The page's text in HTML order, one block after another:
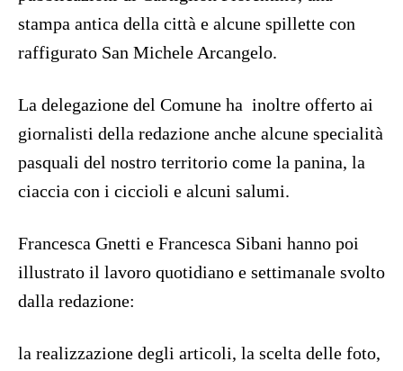
stampa antica della città e alcune spillette con
raffigurato San Michele Arcangelo.
La delegazione del Comune ha inoltre offerto ai
giornalisti della redazione anche alcune specialità
pasquali del nostro territorio come la panina, la
ciaccia con i ciccioli e alcuni salumi.
Francesca Gnetti e Francesca Sibani hanno poi
illustrato il lavoro quotidiano e settimanale svolto
dalla redazione:
la realizzazione degli articoli, la scelta delle foto,